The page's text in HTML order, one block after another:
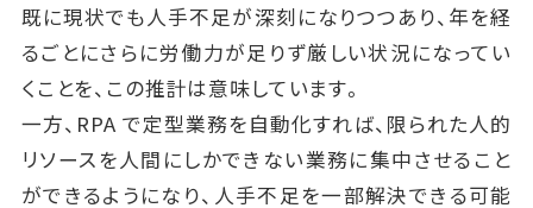
既に現状でも人手不足が深刻になりつつあり、年を経
るごとにさらに労働力が足りず厳しい状況になってい
くことを、この推計は意味しています。
一方、RPA で定型業務を自動化すれば、限られた人的
リソースを人間にしかできない業務に集中させること
ができるようになり、人手不足を一部解決できる可能